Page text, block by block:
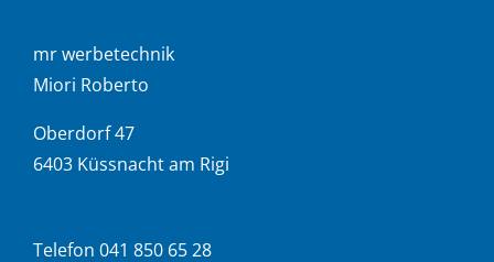
mr werbetechnik
Miori Roberto
Oberdorf 47
6403 Küssnacht am Rigi
Telefon 041 850 65 28